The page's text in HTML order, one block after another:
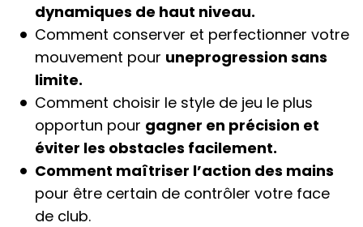
dynamiques de haut niveau.
Comment conserver et perfectionner votre
mouvement pour uneprogression sans
limite.
Comment choisir le style de jeu le plus
opportun pour gagner en précision et
éviter les obstacles facilement.
Comment maîtriser l’action des mains
pour être certain de contrôler votre face
de club.